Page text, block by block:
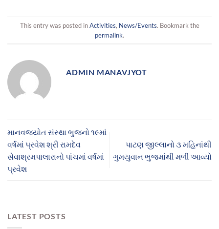
This entry was posted inActivities, News/Events. Bookmark the
permalink.
ADMIN MANAVJYOT
માનવજ્યોત સંસ્થા ભુજનો ૧૯માં
વર્ષમાં પ્રવેશ શ્રી રામદેવ
સેવાશ્રમપાલારાનો પાંચમાં વર્ષમાં
પ્રવેશ
પાટણ જીલ્લાનો ૩ મહિનાંથી
ગુમયુવાન ભુજમાંથી મળી આવ્યો
LATEST POSTS